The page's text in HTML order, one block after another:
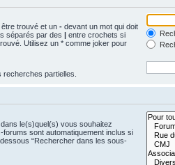
trouvé et un - devant un mot qui doit
séparés par des | entre crochets si
Utilisez un * comme joker pour
partielles.
le(s)quel(s) vous souhaitez
sont automatiquement inclus si
“Rechercher dans les sous-